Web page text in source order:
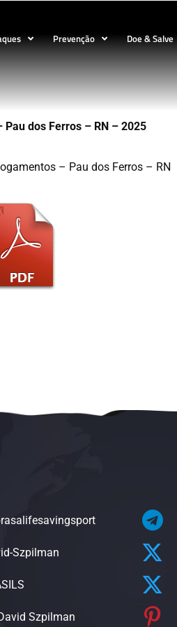
Prevenção Doe & Salve
Pau dos Ferros – RN – 2025
– Pau dos Ferros – RN
Szpilman
Szpilman